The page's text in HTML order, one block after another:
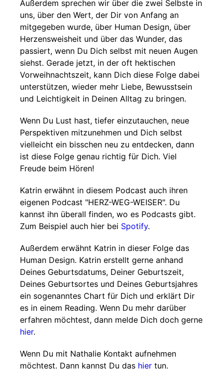
Außerdem sprechen wir über die zwei Selbste in
uns, über den Wert, der Dir von Anfang an
mitgegeben wurde, über Human Design, über
Herzensweisheit und über das Wunder, das
passiert, wenn Du Dich selbst mit neuen Augen
siehst. Gerade jetzt, in der oft hektischen
Vorweihnachtszeit, kann Dich diese Folge dabei
unterstützen, wieder mehr Liebe, Bewusstsein
und Leichtigkeit in Deinen Alltag zu bringen.
Wenn Du Lust hast, tiefer einzutauchen, neue
Perspektiven mitzunehmen und Dich selbst
vielleicht ein bisschen neu zu entdecken, dann
ist diese Folge genau richtig für Dich. Viel
Freude beim Hören!
Katrin erwähnt in diesem Podcast auch ihren
eigenen Podcast "HERZ-WEG-WEISER". Du
kannst ihn überall finden, wo es Podcasts gibt.
Zum Beispiel auch hier bei Spotify.
Außerdem erwähnt Katrin in dieser Folge das
Human Design. Katrin erstellt gerne anhand
Deines Geburtsdatums, Deiner Geburtszeit,
Deines Geburtsortes und Deines Geburtsjahres
ein sogenanntes Chart für Dich und erklärt Dir
es in einem Reading. Wenn Du mehr darüber
erfahren möchtest, dann melde Dich doch gerne
hier.
Wenn Du mit Nathalie Kontakt aufnehmen
möchtest. Dann kannst Du das hier tun.